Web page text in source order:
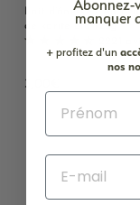
Lait d'ânesse - Au
de karité bio 125g
3,00€
0
0
€
Abonnez-
manquer
+ profitez d'un
nos